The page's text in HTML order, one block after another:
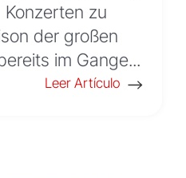
zu
der großen
im Gange...
Leer Artículo